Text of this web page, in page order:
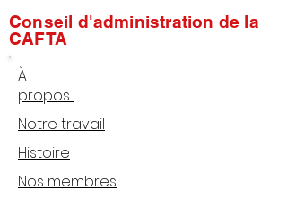
Conseil d'administration de la
CAFTA
À
propos
Notre travail
Histoire
Nos membres